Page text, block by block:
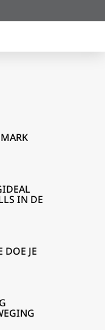
IN DE
DOE JE